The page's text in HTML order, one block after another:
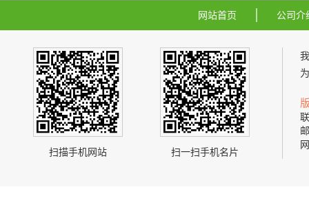
网站首页 公司介
扫描手机网站 扫一扫手机名片